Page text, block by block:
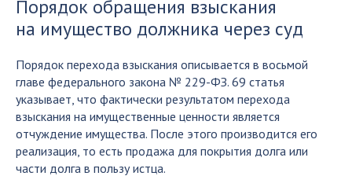
Порядок обращения взыскания
на имущество должника через суд
Порядок перехода взыскания описывается в восьмой
главе федерального закона № 229-ФЗ. 69 статья
указывает, что фактически результатом перехода
взыскания на имущественные ценности является
отчуждение имущества. После этого производится его
реализация, то есть продажа для покрытия долга или
части долга в пользу истца.